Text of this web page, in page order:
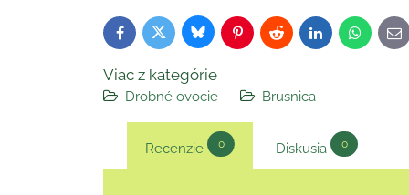
FacebookTwitterBlueskyPinterestReddit LinkedIn
E-
Viac z kategórie
Drobné ovocie Brusnica
Recenzie 0 Diskusia 0